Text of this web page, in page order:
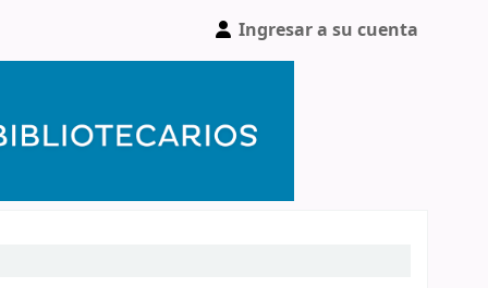
Ingresar a su cuenta